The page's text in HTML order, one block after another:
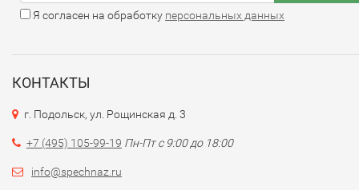
Я согласен на обработку персональных данных
КОНТАКТЫ
г. Подольск, ул. Рощинская д. 3
+7 (495) 105-99-19 Пн-Пт с 9:00 до 18:00
info@spechnaz.ru